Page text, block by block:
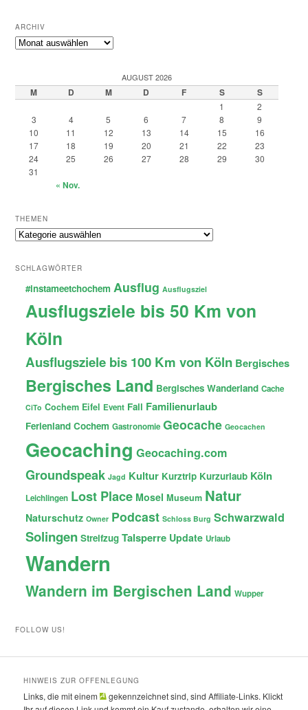
ARCHIV
Archiv
AUGUST 2026
M D M D F S S
1
2
3
4 5 6 7 8
9
10
11 12 13 14 15
16
17
18 19 20 21 22
23
24
25 26 27 28 29
30
31
« Nov.
THEMEN
Themen
SCHLAGWÖRTER
#instameetchochem Ausflug Ausflugsziel
Ausflugsziele bis 50 Km von
Köln
Ausflugsziele bis 100 Km von Köln Bergisches
Bergisches Land Bergisches Wanderland Cache
CiTo Cochem Eifel Event Fail Familienurlaub
Ferienland Cochem Gastronomie Geocache Geocachen
Geocaching Geocaching.com
Groundspeak Jagd Kultur Kurztrip Kurzurlaub Köln
Leichlingen Lost Place Mosel Museum Natur
Naturschutz Owner Podcast Schloss Burg Schwarzwald
Solingen Streifzug Talsperre Update Urlaub
Wandern
Wandern im Bergischen Land Wupper
FOLLOW US!
HINWEIS ZUR OFFENLEGUNG
Links, die mit einem
gekennzeichnet sind, sind Affiliate-Links. Klickt